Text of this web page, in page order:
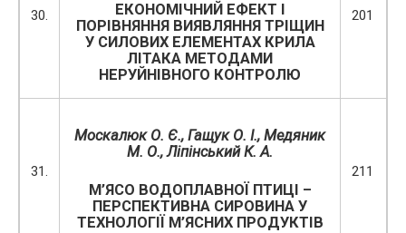
30.
ЕКОНОМІЧНИЙ ЕФЕКТ І
ПОРІВНЯННЯ ВИЯВЛЯННЯ ТРІЩИН
У СИЛОВИХ ЕЛЕМЕНТАХ КРИЛА
ЛІТАКА МЕТОДАМИ
НЕРУЙНІВНОГО КОНТРОЛЮ
201
31.
Москалюк О. Є., Гащук О. І., Медяник
М. О., Ліпінський К. А.
М’ЯСО ВОДОПЛАВНОЇ ПТИЦІ –
ПЕРСПЕКТИВНА СИРОВИНА У
ТЕХНОЛОГІЇ М’ЯСНИХ ПРОДУКТІВ
211